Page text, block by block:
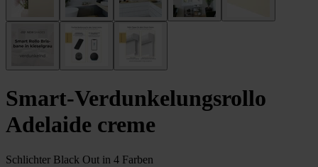
Smart-Verdunkelungsrollo
Adelaide creme
Schlichter Black Out in 4 Farben